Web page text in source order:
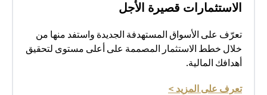
الاستثمارات قصيرة الأجل
تعرّف على الأسواق المستهدفة الجديدة واستفد منها من
خلال خطط الاستثمار المصممة على أعلى مستوى لتحقيق
أهدافك المالية.
تعرف على المزيد >